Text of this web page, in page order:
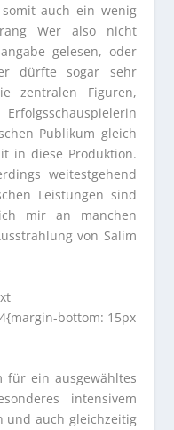
auch ein wenig
Wer also nicht
gelesen, oder
dürfte sogar sehr
zentralen Figuren,
Publikum gleich
in diese Produktion.
weitestgehend
Leistungen sind
mir an manchen
von Salim
bottom: 15px
für ein ausgewähltes
intensivem
und auch gleichzeitig